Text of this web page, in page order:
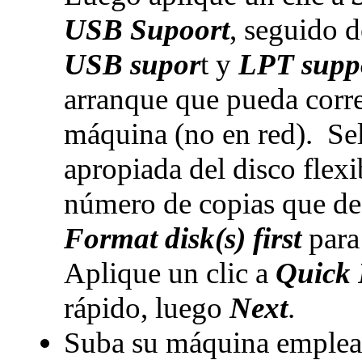
USB Supoort, seguido
USB suport y LPT
arranque que pueda
máquina (no en red).
apropiada del disco
número de copias que
Format disk(s) first
Aplique un clic a Quick
rápido, luego Next.
Suba su máquina